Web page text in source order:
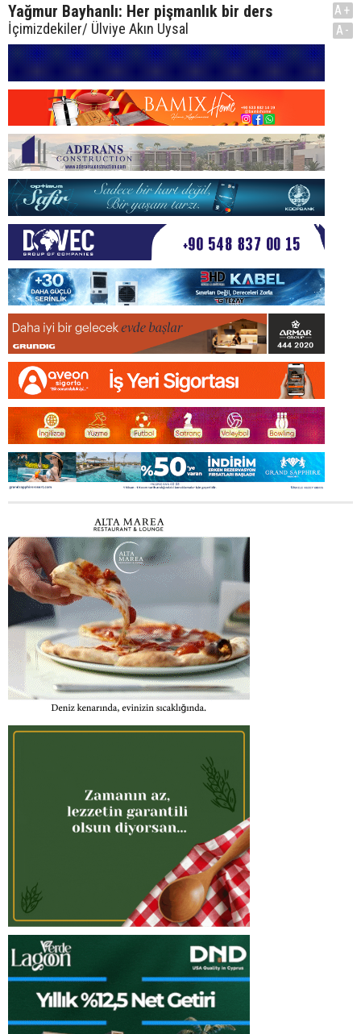
Yağmur Bayhanlı: Her pişmanlık bir ders
İçimizdekiler/ Ülviye Akın Uysal
A+
A-